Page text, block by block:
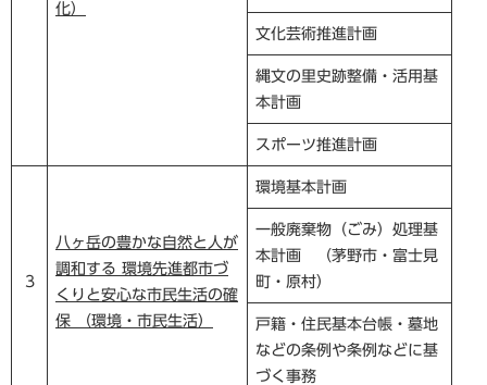
化）
文化芸術推進計画
縄文の里史跡整備・活用基
本計画
スポーツ推進計画
3
八ヶ岳の豊かな自然と人が
調和する 環境先進都市づ
くりと安心な市民生活の確
保 （環境・市民生活）
環境基本計画
一般廃棄物（ごみ）処理基
本計画 （茅野市・富士見
町・原村）
戸籍・住民基本台帳・墓地
などの条例や条例などに基
づく事務